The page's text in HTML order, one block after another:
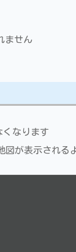
ません
くなります
図が表示される